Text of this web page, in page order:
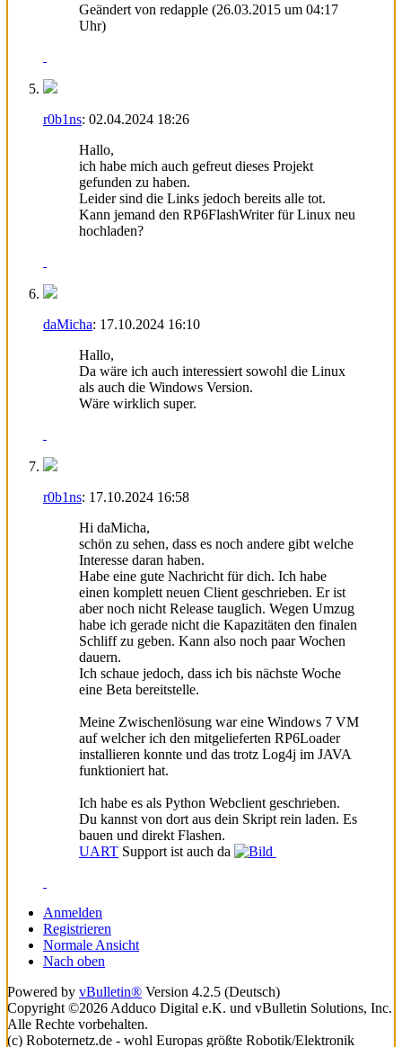
Geändert von redapple (26.03.2015 um 04:17
Uhr)
r0b1ns: 02.04.2024 18:26
Hallo,
ich habe mich auch gefreut dieses Projekt
gefunden zu haben.
Leider sind die Links jedoch bereits alle tot.
Kann jemand den RP6FlashWriter für Linux neu
hochladen?
daMicha: 17.10.2024 16:10
Hallo,
Da wäre ich auch interessiert sowohl die Linux
als auch die Windows Version.
Wäre wirklich super.
r0b1ns: 17.10.2024 16:58
Hi daMicha,
schön zu sehen, dass es noch andere gibt welche
Interesse daran haben.
Habe eine gute Nachricht für dich. Ich habe
einen komplett neuen Client geschrieben. Er ist
aber noch nicht Release tauglich. Wegen Umzug
habe ich gerade nicht die Kapazitäten den finalen
Schliff zu geben. Kann also noch paar Wochen
dauern.
Ich schaue jedoch, dass ich bis nächste Woche
eine Beta bereitstelle.
Meine Zwischenlösung war eine Windows 7 VM
auf welcher ich den mitgelieferten RP6Loader
installieren konnte und das trotz Log4j im JAVA
funktioniert hat.
Ich habe es als Python Webclient geschrieben.
Du kannst von dort aus dein Skript rein laden. Es
bauen und direkt Flashen.
UART Support ist auch da
Anmelden
Registrieren
Normale Ansicht
Nach oben
Powered by vBulletin® Version 4.2.5 (Deutsch)
Copyright ©2026 Adduco Digital e.K. und vBulletin Solutions, Inc.
Alle Rechte vorbehalten.
(c) Roboternetz.de - wohl Europas größte Robotik/Elektronik